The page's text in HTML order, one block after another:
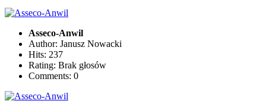
Asseco-Anwil
Author: Janusz Nowacki
Hits: 237
Rating: Brak głosów
Comments: 0